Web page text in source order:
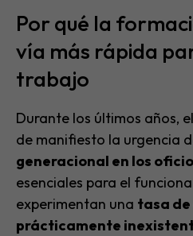
Por qué la
vía más rápida
trabajo
Durante los últimos años,
de manifiesto la urgencia
generacional en los
esenciales para el
experimentan una tasa
prácticamente